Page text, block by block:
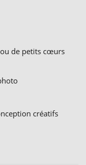
de petits cœurs
créatifs